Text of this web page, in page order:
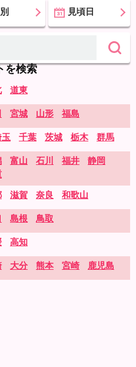
見頃日
を検索
道東
宮城 山形 福島
千葉 茨城 栃木 群馬
富山 石川 福井
静岡
滋賀 奈良 和歌山
島根 鳥取
高知
大分 熊本 宮崎 鹿児島